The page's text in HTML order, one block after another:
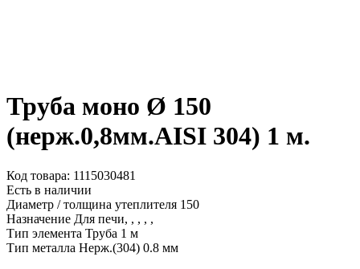
Труба моно Ø 150
(нерж.0,8мм.AISI 304) 1 м.
Код товара: 1115030481
Есть в наличии
Диаметр / толщина утеплителя 150
Назначение Для печи, , , , ,
Тип элемента Труба 1 м
Тип металла Нерж.(304) 0.8 мм